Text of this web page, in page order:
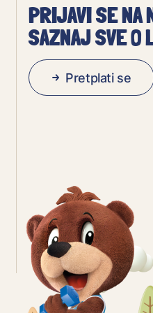
PRIJAVI SE NA
SAZNAJ SVE O
Pretplati se